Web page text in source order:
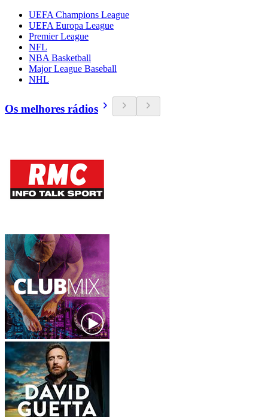
UEFA Champions League
UEFA Europa League
Premier League
NFL
NBA Basketball
Major League Baseball
NHL
Os melhores rádios